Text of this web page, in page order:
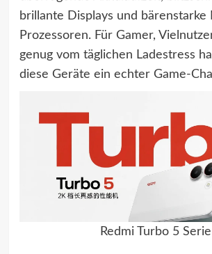
brillante Displays und bärenstarke
Prozessoren. Für Gamer,
genug vom täglichen Ladestress
diese Geräte ein echter Game-
Redmi Turbo 5 Serie